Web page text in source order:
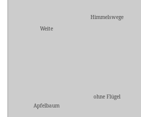
Weite
Himmelswege
Apfelbaum
ohne Flügel